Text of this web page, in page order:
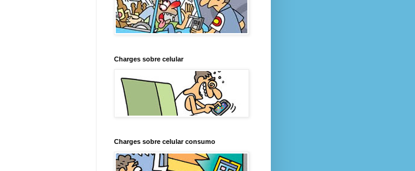
Charges sobre celular
Charges sobre celular consumo